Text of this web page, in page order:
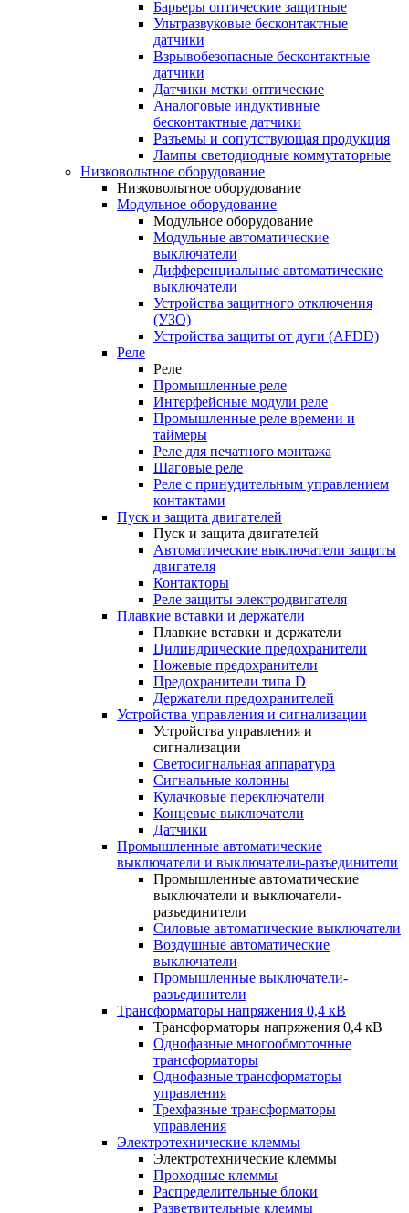
Барьеры оптические защитные
Ультразвуковые бесконтактные
датчики
Взрывобезопасные бесконтактные
датчики
Датчики метки оптические
Аналоговые индуктивные
бесконтактные датчики
Разъемы и сопутствующая продукция
Лампы светодиодные коммутаторные
Низковольтное оборудование
Низковольтное оборудование
Модульное оборудование
Модульное оборудование
Модульные автоматические
выключатели
Дифференциальные автоматические
выключатели
Устройства защитного отключения
(УЗО)
Устройства защиты от дуги (AFDD)
Реле
Реле
Промышленные реле
Интерфейсные модули реле
Промышленные реле времени и
таймеры
Реле для печатного монтажа
Шаговые реле
Реле с принудительным управлением
контактами
Пуск и защита двигателей
Пуск и защита двигателей
Автоматические выключатели защиты
двигателя
Контакторы
Реле защиты электродвигателя
Плавкие вставки и держатели
Плавкие вставки и держатели
Цилиндрические предохранители
Ножевые предохранители
Предохранители типа D
Держатели предохранителей
Устройства управления и сигнализации
Устройства управления и
сигнализации
Светосигнальная аппаратура
Сигнальные колонны
Кулачковые переключатели
Концевые выключатели
Датчики
Промышленные автоматические
выключатели и выключатели-разъединители
Промышленные автоматические
выключатели и выключатели-
разъединители
Силовые автоматические выключатели
Воздушные автоматические
выключатели
Промышленные выключатели-
разъединители
Трансформаторы напряжения 0,4 кВ
Трансформаторы напряжения 0,4 кВ
Однофазные многообмоточные
трансформаторы
Однофазные трансформаторы
управления
Трехфазные трансформаторы
управления
Электротехнические клеммы
Электротехнические клеммы
Проходные клеммы
Распределительные блоки
Разветвительные клеммы